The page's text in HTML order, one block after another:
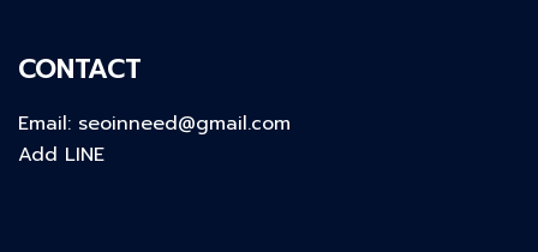
CONTACT
Email: seoinneed@gmail.com
Add LINE